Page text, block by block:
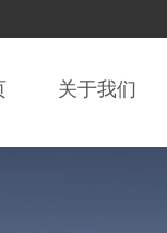
关于我们